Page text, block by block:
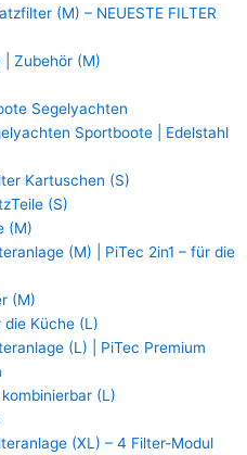
(M) – NEUESTE FILTER
| Zubehör (M)
Segelyachten
Sportboote | Edelstahl
Kartuschen (S)
(S)
(M)
(M) | PiTec 2in1 – für die
(M)
die Küche (L)
(L) | PiTec Premium
(L)
(XL) – 4 Filter-Modul